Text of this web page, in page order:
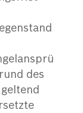
des